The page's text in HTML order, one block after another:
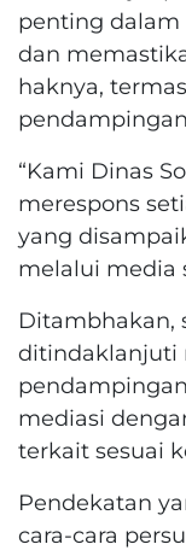
penting
dan
haknya,
“Kami Dinas
merespons
yang
melalui media
Ditambhakan,
ditindaklanjuti
mediasi
terkait sesuai
Pendekatan
cara-cara